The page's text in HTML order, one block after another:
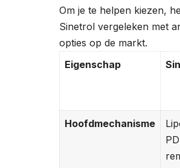
Om je te helpen kiezen,
Sinetrol vergeleken met
opties op de markt.
Eigenschap
Hoofdmechanisme